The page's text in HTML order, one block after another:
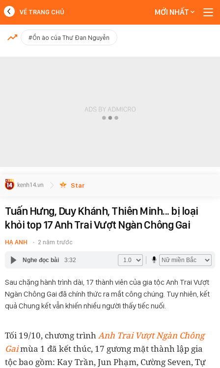
MỚI NHẤT
VỀ TRANG CHỦ MỚI NHẤT
#Ồn ào của Thư Đan Nguyễn
Star
Tuấn Hưng, Duy Khánh, Thiên Minh... bị loại
khỏi top 17 Anh Trai Vượt Ngàn Chông Gai
HẠ ANH 2 năm trước
Nghe đọc bài 3:32
Sau chặng hành trình dài, 17 thành viên của gia tộc Anh Trai Vượt
Ngàn Chông Gai đã chính thức ra mắt công chúng. Tuy nhiên, kết
quả Chung kết vẫn khiến nhiều người thấy tiếc nuối.
Tối 19/10, chương trìnhAnh Trai Vượt Ngàn Chông
Gaimùa 1 đã kết thúc, 17 gương mặt thành lập gia
tộc bao gồm: Kay Trần, Jun Phạm, Cường Seven, Tự